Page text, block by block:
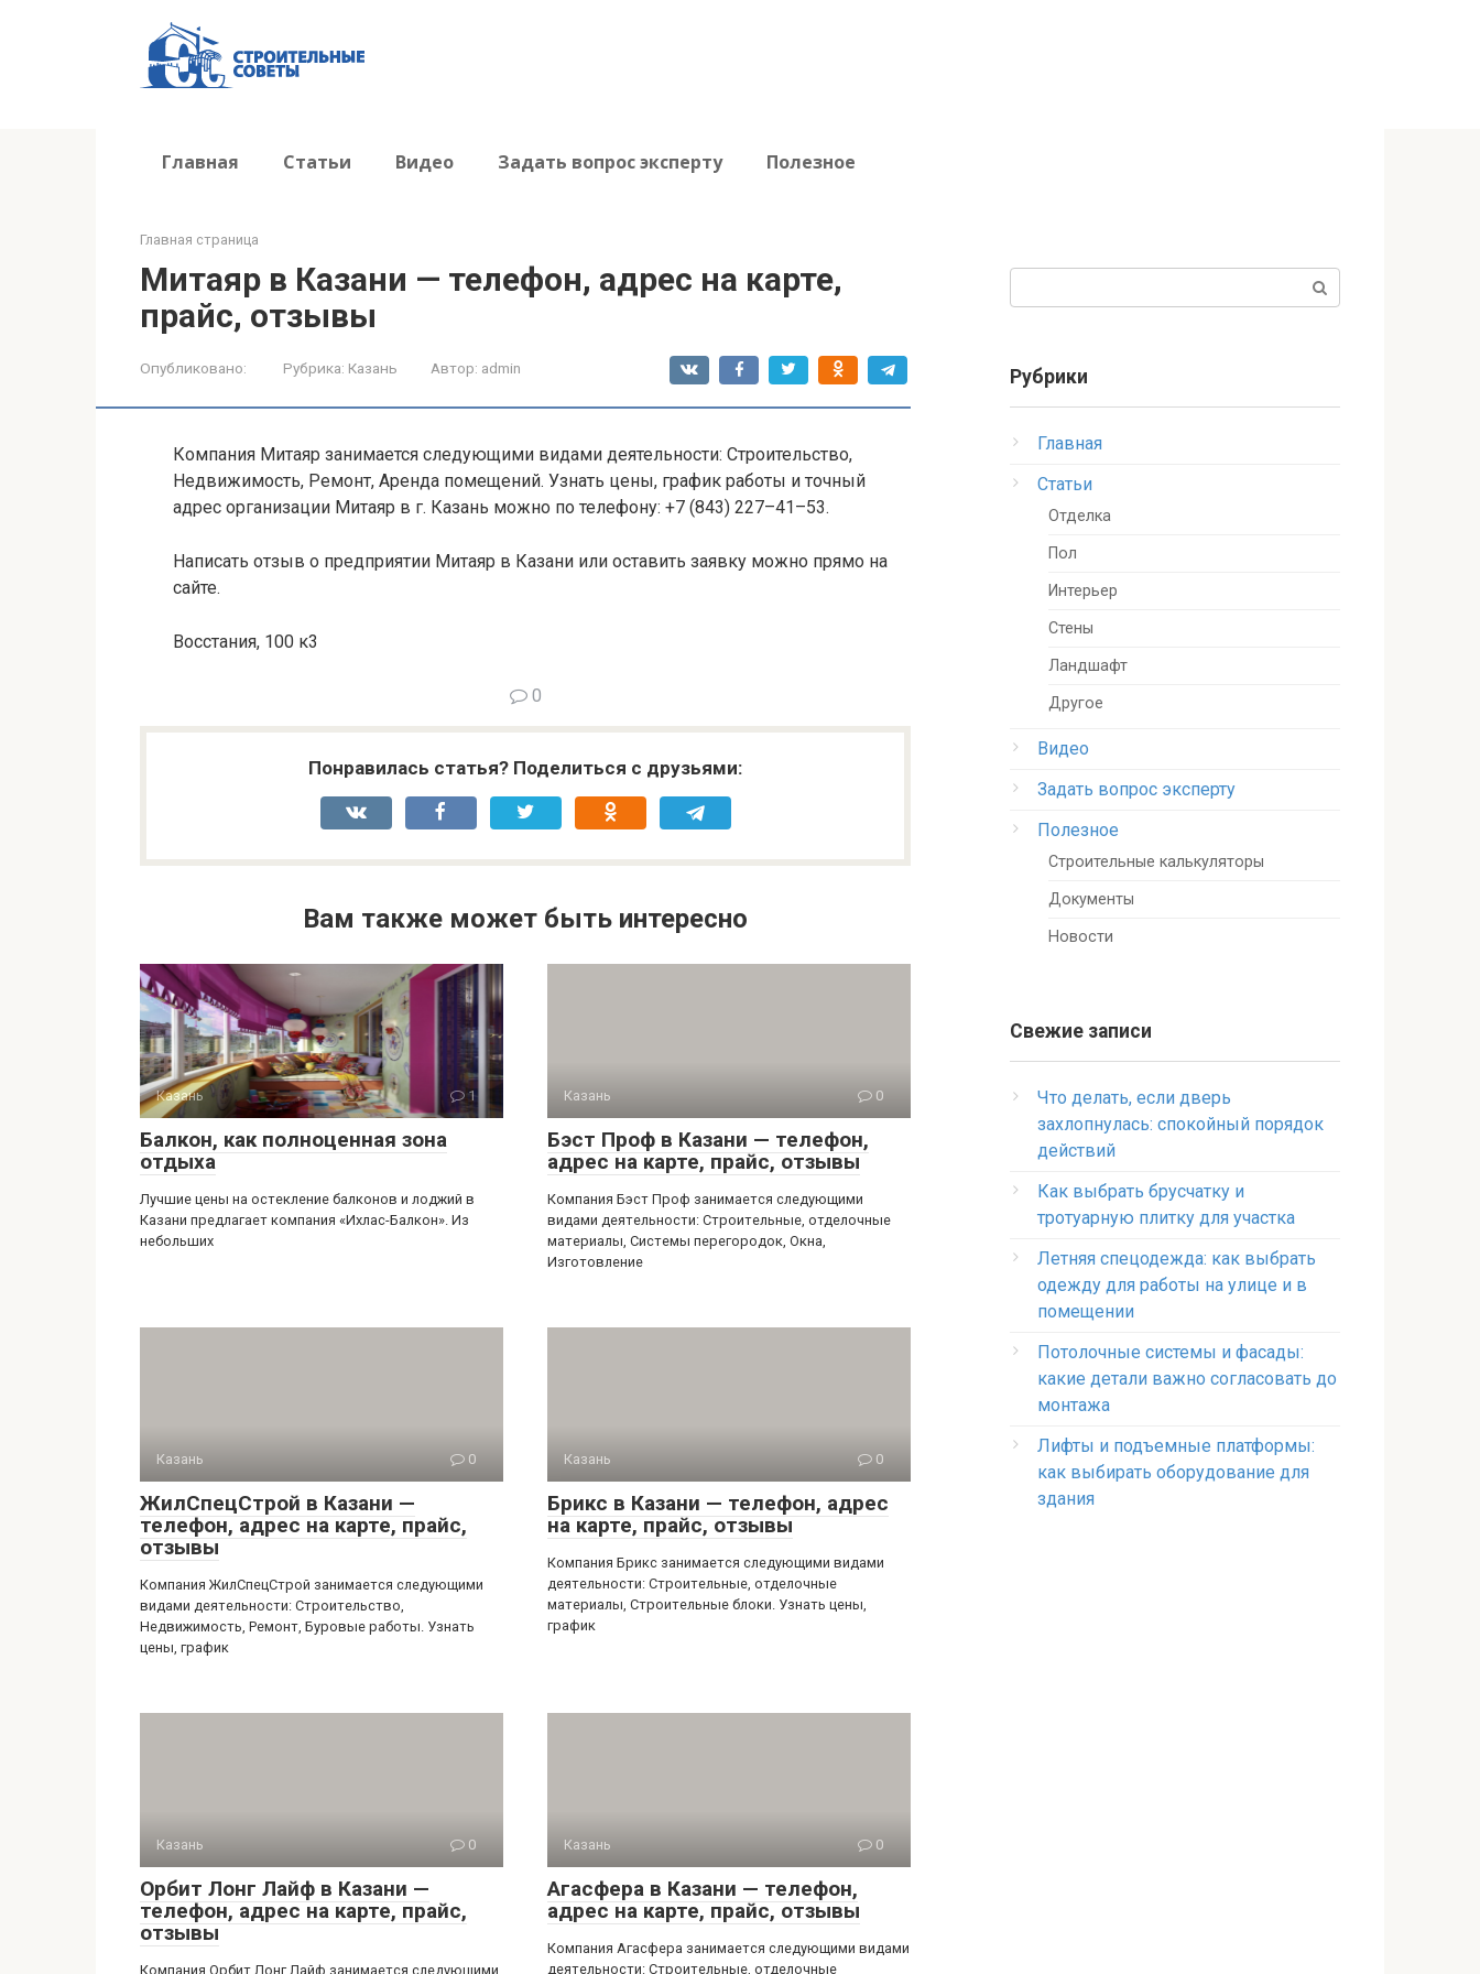
Главная Статьи Видео Задать вопрос эксперту Полезное
Главная страница
Митаяр в Казани — телефон, адрес на карте,
прайс, отзывы
Опубликовано: Рубрика: Казань Автор: admin
Компания Митаяр занимается следующими видами деятельности: Строительство,
Недвижимость, Ремонт, Аренда помещений. Узнать цены, график работы и точный
адрес организации Митаяр в г. Казань можно по телефону: +7 (843) 227–41–53.
Написать отзыв о предприятии Митаяр в Казани или оставить заявку можно прямо на
сайте.
Восстания, 100 к3
0
Понравилась статья? Поделиться с друзьями:
Вам также может быть интересно
Казань 1
Балкон, как полноценная зона
отдыха
Лучшие цены на остекление балконов и лоджий в
Казани предлагает компания «Ихлас-Балкон». Из
небольших
Казань 0
Бэст Проф в Казани — телефон,
адрес на карте, прайс, отзывы
Компания Бэст Проф занимается следующими
видами деятельности: Строительные, отделочные
материалы, Системы перегородок, Окна,
Изготовление
Казань 0
ЖилСпецСтрой в Казани —
телефон, адрес на карте, прайс,
отзывы
Компания ЖилСпецСтрой занимается следующими
видами деятельности: Строительство,
Недвижимость, Ремонт, Буровые работы. Узнать
цены, график
Казань 0
Брикс в Казани — телефон, адрес
на карте, прайс, отзывы
Компания Брикс занимается следующими видами
деятельности: Строительные, отделочные
материалы, Строительные блоки. Узнать цены,
график
Казань 0
Орбит Лонг Лайф в Казани —
телефон, адрес на карте, прайс,
отзывы
Компания Орбит Лонг Лайф занимается следующими
Казань 0
Агасфера в Казани — телефон,
адрес на карте, прайс, отзывы
Компания Агасфера занимается следующими видами
деятельности: Строительные, отделочные
Рубрики
Главная
Статьи
Отделка
Пол
Интерьер
Стены
Ландшафт
Другое
Видео
Задать вопрос эксперту
Полезное
Строительные калькуляторы
Документы
Новости
Свежие записи
Что делать, если дверь
захлопнулась: спокойный порядок
действий
Как выбрать брусчатку и
тротуарную плитку для участка
Летняя спецодежда: как выбрать
одежду для работы на улице и в
помещении
Потолочные системы и фасады:
какие детали важно согласовать до
монтажа
Лифты и подъемные платформы:
как выбирать оборудование для
здания